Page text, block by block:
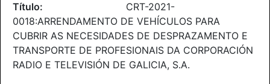
CRT-2021-
0018:ARRENDAMENTO DE VEHÍCULOS PARA
CUBRIR AS NECESIDADES DE DESPRAZAMENTO E
TRANSPORTE DE PROFESIONAIS DA CORPORACIÓN
RADIO E TELEVISIÓN DE GALICIA, S.A.